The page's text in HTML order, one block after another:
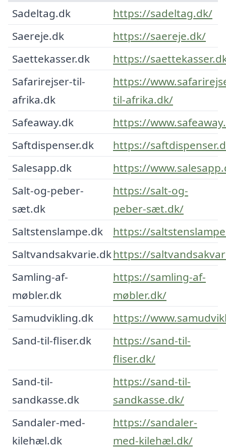
Sadeltag.dk
https://sadeltag.dk/
Saereje.dk
https://saereje.dk/
Saettekasser.dk
https://
Safarirejser-til-
afrika.dk
https://
til-afrika.dk/
Safeaway.dk
https://
Saftdispenser.dk
https://
Salesapp.dk
https://
Salt-og-peber-
sæt.dk
https://salt-og-
peber-sæt.dk/
Saltstenslampe.dk
https://
Saltvandsakvarie.dkhttps://
Samling-af-
møbler.dk
https://samling-af-
møbler.dk/
Samudvikling.dk
https://
Sand-til-fliser.dk
https://sand-til-
fliser.dk/
Sand-til-
sandkasse.dk
https://sand-til-
sandkasse.dk/
Sandaler-med-
kilehæl.dk
https://sandaler-
med-kilehæl.dk/